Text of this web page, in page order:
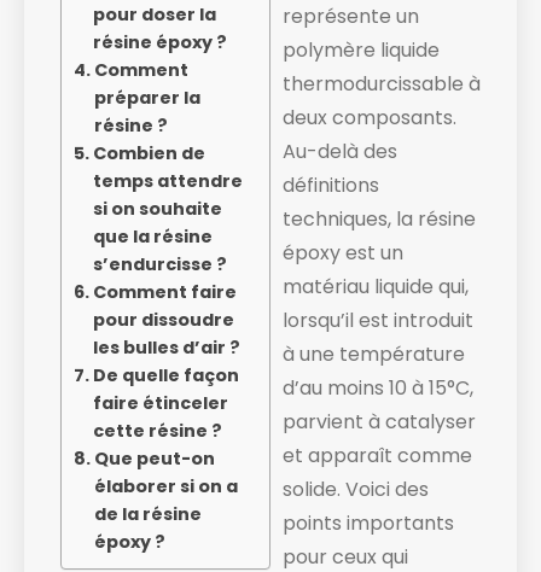
pour doser la
résine époxy ?
Comment
préparer la
résine ?
Combien de
temps attendre
si on souhaite
que la résine
s’endurcisse ?
Comment faire
pour dissoudre
les bulles d’air ?
De quelle façon
faire étinceler
cette résine ?
Que peut-on
élaborer si on a
de la résine
époxy ?
représente un
polymère liquide
thermodurcissable à
deux composants.
Au-delà des
définitions
techniques, la résine
époxy est un
matériau liquide ​qui,
lorsqu’il est introduit
à une température
d’au moins 10 à 15°C,
parvient à catalyser
et apparaît comme
solide. ​Voici des
points importants
pour ceux qui